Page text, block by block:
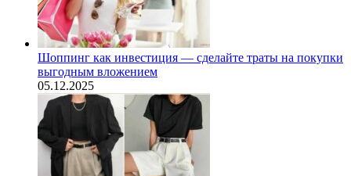
Шоппинг как инвестиция — сделайте траты на покупки
выгодным вложением
05.12.2025